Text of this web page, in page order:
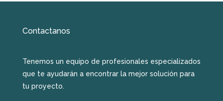
Contactanos
Tenemos un equipo de profesionales especializados
que te ayudarán a encontrar la mejor solución para
tu proyecto.